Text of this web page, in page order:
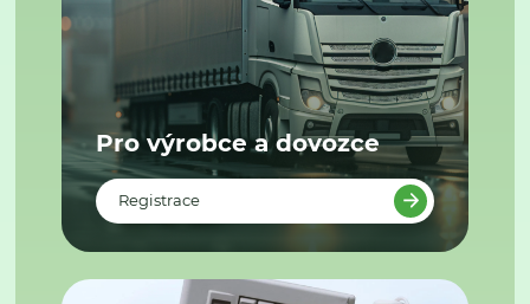
Pro výrobce a dovozce
Registrace